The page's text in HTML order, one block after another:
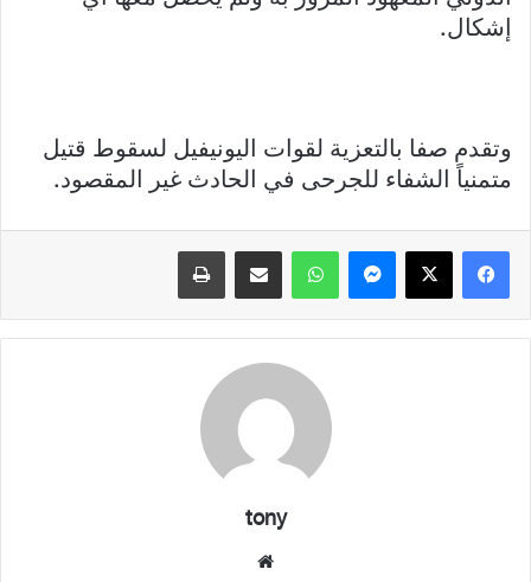
إشكال.
وتقدم صفا بالتعزية لقوات اليونيفيل لسقوط قتيل
متمنياً الشفاء للجرحى في الحادث غير المقصود.
فيسبوك X ماسنجر واتساب مشاركة عبر البريد طباعة
tony